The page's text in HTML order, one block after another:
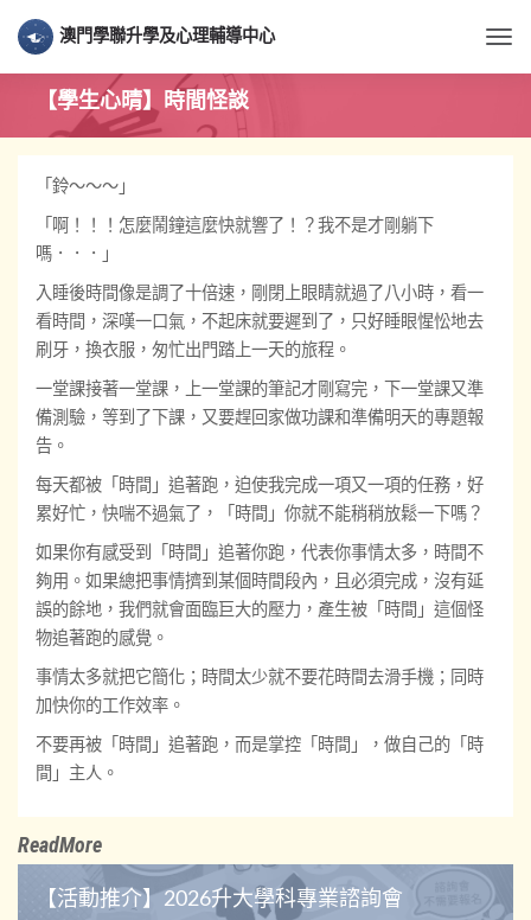
澳門學聯升學及心理輔導中心
【學生心晴】時間怪談
「鈴～～～」
「啊！！！怎麼鬧鐘這麼快就響了！？我不是才剛躺下
嗎．．．」
入睡後時間像是調了十倍速，剛閉上眼睛就過了八小時，看一
看時間，深嘆一口氣，不起床就要遲到了，只好睡眼惺忪地去
刷牙，換衣服，匆忙出門踏上一天的旅程。
一堂課接著一堂課，上一堂課的筆記才剛寫完，下一堂課又準
備測驗，等到了下課，又要趕回家做功課和準備明天的專題報
告。
每天都被「時間」追著跑，迫使我完成一項又一項的任務，好
累好忙，快喘不過氣了，「時間」你就不能稍稍放鬆一下嗎？
如果你有感受到「時間」追著你跑，代表你事情太多，時間不
夠用。如果總把事情擠到某個時間段內，且必須完成，沒有延
誤的餘地，我們就會面臨巨大的壓力，產生被「時間」這個怪
物追著跑的感覺。
事情太多就把它簡化；時間太少就不要花時間去滑手機；同時
加快你的工作效率。
不要再被「時間」追著跑，而是掌控「時間」，做自己的「時
間」主人。
ReadMore
【活動推介】2026升大學科專業諮詢會